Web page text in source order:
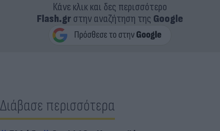
Κάνε κλικ και δες περισσότερο
Flash.grστην αναζήτηση της Google
Διάβασε περισσότερα